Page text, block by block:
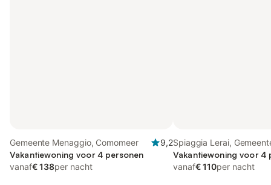
Gemeente Menaggio, Comomeer
9,2
Vakantiewoning voor 4 personen
vanaf€ 138per nacht
Spiaggia Lerai,
Menaggio
Vakantiewoning voor 4
vanaf€ 110per nacht